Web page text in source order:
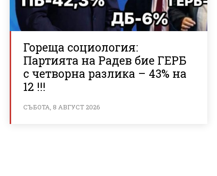
Гореща социология:
Партията на Радев бие ГЕРБ
с четворна разлика – 43% на
12 !!!
СЪБОТА, 8 АВГУСТ 2026